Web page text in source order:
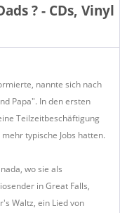
? - CDs, Vinyl
nannte sich nach
Papa". In den ersten
Teilzeitbeschäftigung
typische Jobs hatten.
wo sie als
in Great Falls,
Waltz, ein Lied von